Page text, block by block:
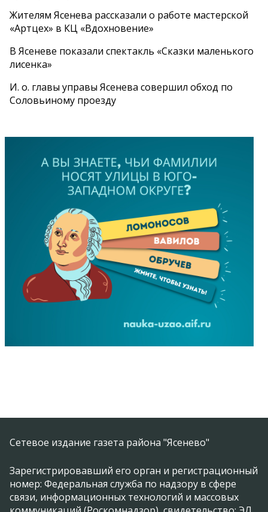
Жителям Ясенева рассказали о работе мастерской
«Артцех» в КЦ «Вдохновение»
В Ясеневе показали спектакль «Сказки маленького
лисенка»
И. о. главы управы Ясенева совершил обход по
Соловьиному проезду
Сетевое издание газета района "Ясенево"
Зарегистрировавший его орган и регистрационный
номер: Федеральная служба по надзору в сфере
связи, информационных технологий и массовых